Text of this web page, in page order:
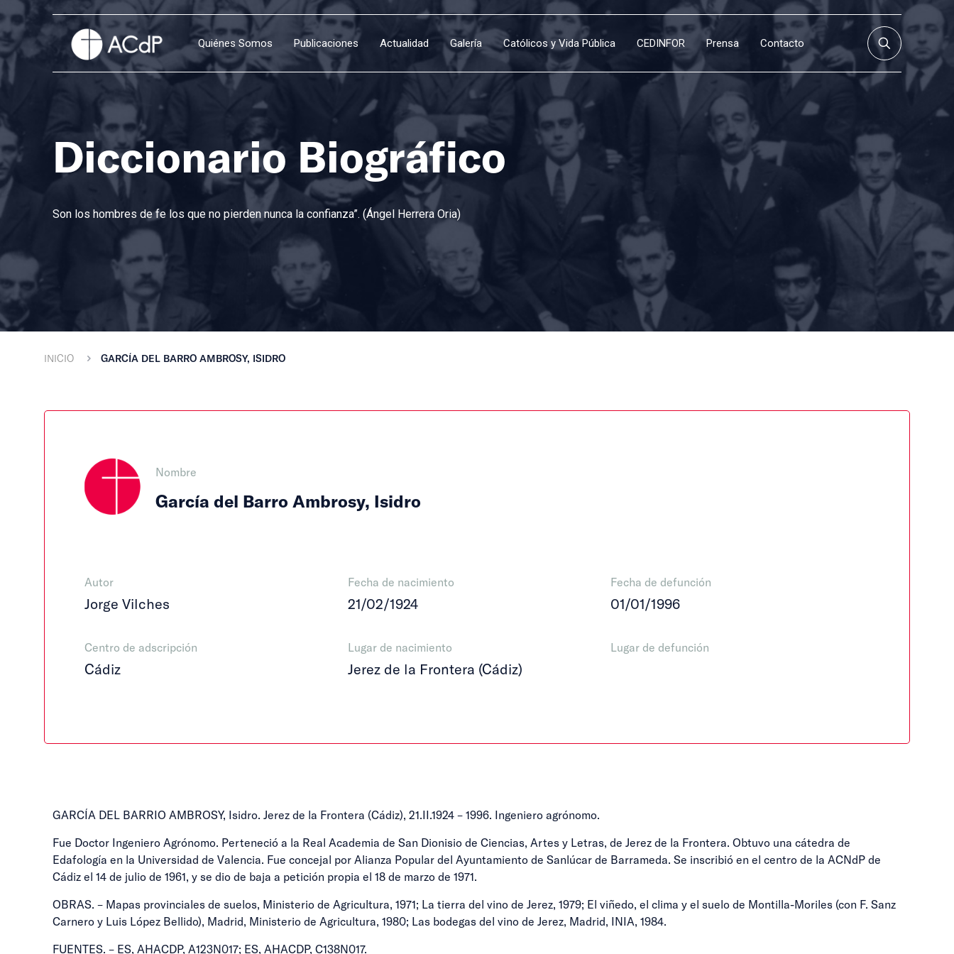
Quiénes Somos Publicaciones Actualidad Galería Católicos y Vida Pública CEDINFOR Prensa Contacto
Diccionario Biográfico
Son los hombres de fe los que no pierden nunca la confianza”. (Ángel Herrera Oria)
INICIO GARCÍA DEL BARRO AMBROSY, ISIDRO
Nombre
García del Barro Ambrosy, Isidro
Autor
Jorge Vilches
Centro de adscripción
Cádiz
Fecha de nacimiento
21/02/1924
Lugar de nacimiento
Jerez de la Frontera (Cádiz)
Fecha de defunción
01/01/1996
Lugar de defunción
GARCÍA DEL BARRIO AMBROSY, Isidro. Jerez de la Frontera (Cádiz), 21.II.1924 – 1996. Ingeniero agrónomo.
Fue Doctor Ingeniero Agrónomo. Perteneció a la Real Academia de San Dionisio de Ciencias, Artes y Letras, de Jerez de la Frontera. Obtuvo una cátedra de
Edafología en la Universidad de Valencia. Fue concejal por Alianza Popular del Ayuntamiento de Sanlúcar de Barrameda. Se inscribió en el centro de la ACNdP de
Cádiz el 14 de julio de 1961, y se dio de baja a petición propia el 18 de marzo de 1971.
OBRAS. – Mapas provinciales de suelos, Ministerio de Agricultura, 1971; La tierra del vino de Jerez, 1979; El viñedo, el clima y el suelo de Montilla-Moriles (con F. Sanz
Carnero y Luis López Bellido), Madrid, Ministerio de Agricultura, 1980; Las bodegas del vino de Jerez, Madrid, INIA, 1984.
FUENTES. – ES, AHACDP, A123N017; ES, AHACDP, C138N017.